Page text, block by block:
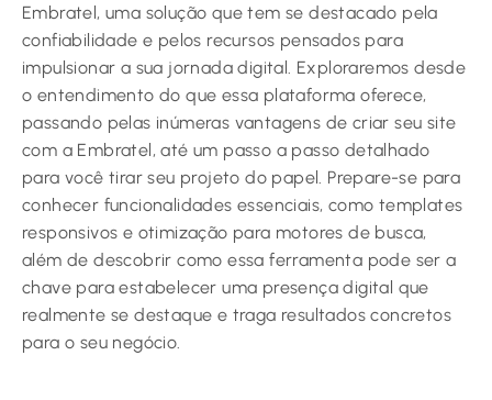
Embratel, uma solução que tem se destacado pela
confiabilidade e pelos recursos pensados para
impulsionar a sua jornada digital. Exploraremos desde
o entendimento do que essa plataforma oferece,
passando pelas inúmeras vantagens de criar seu site
com a Embratel, até um passo a passo detalhado
para você tirar seu projeto do papel. Prepare-se para
conhecer funcionalidades essenciais, como templates
responsivos e otimização para motores de busca,
além de descobrir como essa ferramenta pode ser a
chave para estabelecer uma presença digital que
realmente se destaque e traga resultados concretos
para o seu negócio.